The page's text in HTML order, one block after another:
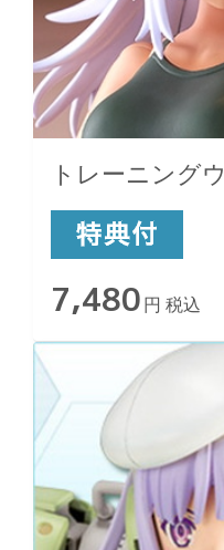
トレーニング
7,480 円 税込